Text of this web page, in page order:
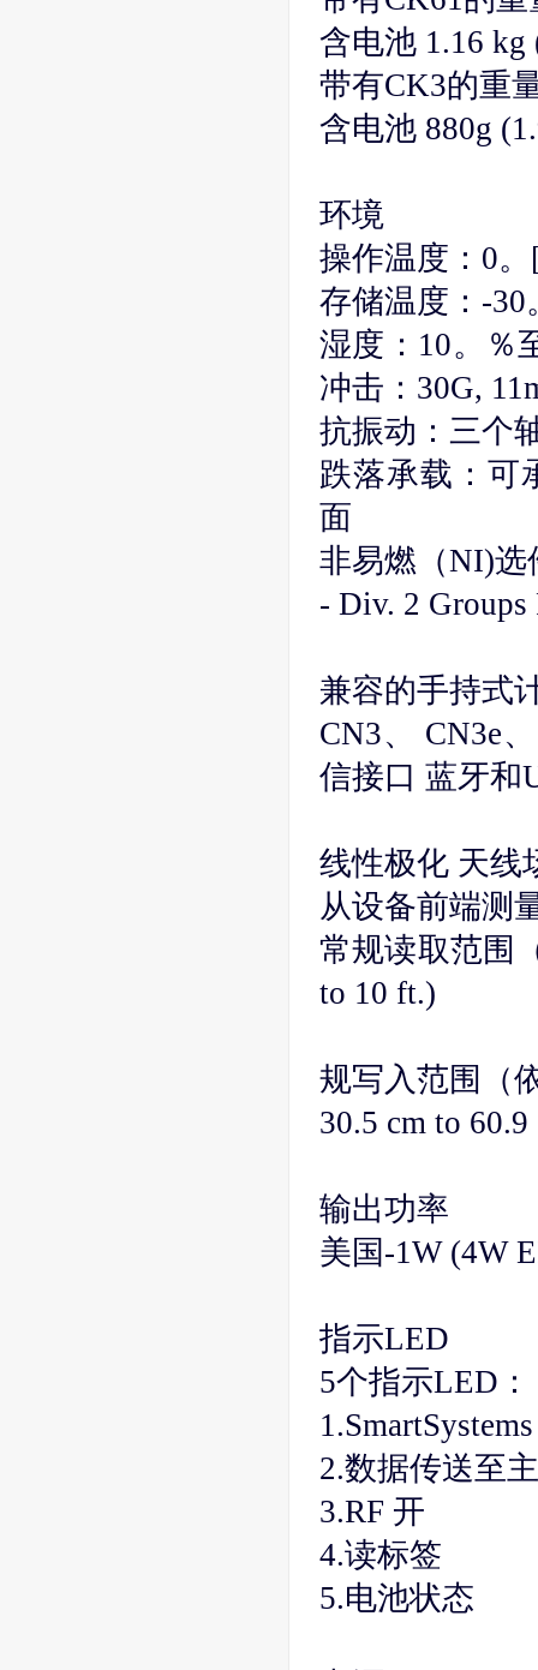
含电池 1.16 kg
带有CK3的重
含电池 880g
环境
操作温度：0。
存储温度：-30
湿度：10。％
冲击：30G,
抗振动：三个
跌落承载：可
面
非易燃（NI)选
- Div. 2
兼容的手持式
CN3、 CN3e
信接口 蓝牙和
线性极化 天线
从设备前端测
常规读取范围
to 10 ft.)
规写入范围（
30.5 cm to
输出功率
美国-1W (4W
指示LED
5个指示LED：
2.数据传送至
3.RF 开
4.读标签
5.电池状态